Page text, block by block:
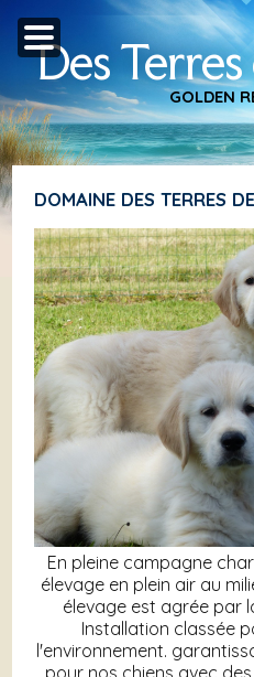
Des
GOLDEN
DOMAINE DES TERRES
En pleine campagne
élevage en plein air au
élevage est agrée par
Installation classée
l'environnement.